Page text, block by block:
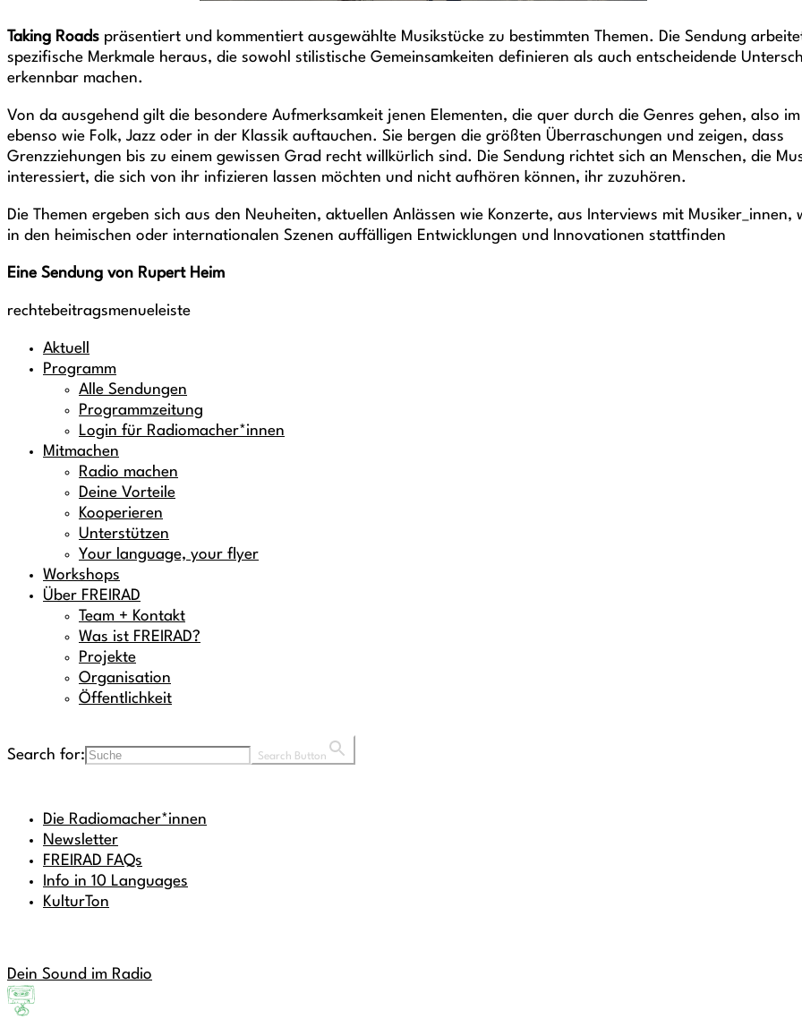
Taking Roads präsentiert und kommentiert ausgewählte Musikstücke zu bestimmten Themen. Die Sendung
spezifische Merkmale heraus, die sowohl stilistische Gemeinsamkeiten definieren als auch entscheidende
erkennbar machen.
Von da ausgehend gilt die besondere Aufmerksamkeit jenen Elementen, die quer durch die Genres gehen, also im
ebenso wie Folk, Jazz oder in der Klassik auftauchen. Sie bergen die größten Überraschungen und zeigen, dass
Grenzziehungen bis zu einem gewissen Grad recht willkürlich sind. Die Sendung richtet sich an Menschen, die
interessiert, die sich von ihr infizieren lassen möchten und nicht aufhören können, ihr zuzuhören.
Die Themen ergeben sich aus den Neuheiten, aktuellen Anlässen wie Konzerte, aus Interviews mit Musiker_innen,
in den heimischen oder internationalen Szenen auffälligen Entwicklungen und Innovationen stattfinden
Eine Sendung von Rupert Heim
rechtebeitragsmenueleiste
Aktuell
Programm
Alle Sendungen
Programmzeitung
Login für Radiomacher*innen
Mitmachen
Radio machen
Deine Vorteile
Kooperieren
Unterstützen
Your language, your flyer
Workshops
Über FREIRAD
Team + Kontakt
Was ist FREIRAD?
Projekte
Organisation
Öffentlichkeit
Search for: Search Button
Die Radiomacher*innen
Newsletter
FREIRAD FAQs
Info in 10 Languages
KulturTon
Dein Sound im Radio